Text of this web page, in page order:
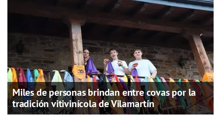
Miles de personas brindan entre covas por la
tradición vitivinícola de Vilamartín